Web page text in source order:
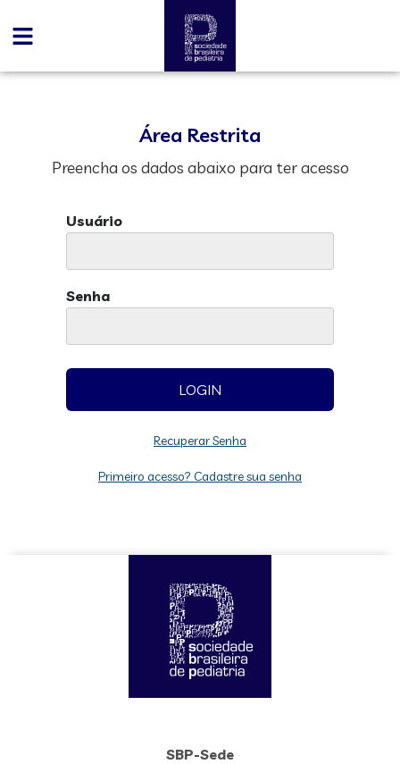
Área Restrita
Preencha os dados abaixo para ter acesso
Usuário
Senha
Recuperar Senha
Primeiro acesso? Cadastre sua senha
SBP-Sede